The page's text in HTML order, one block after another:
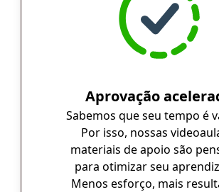
Aprovação
Sabemos que seu tempo é
Por isso, nossas
materiais de apoio são
para otimizar seu
Menos esforço, mais